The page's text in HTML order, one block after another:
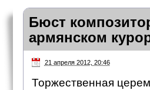
Бюст
армянском
21 апреля 2012, 20:46
Торжественная